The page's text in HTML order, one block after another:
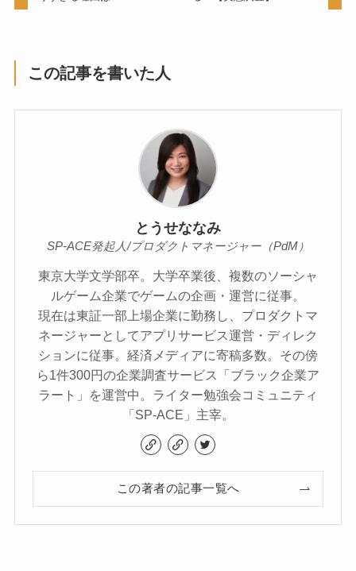
この記事を書いた人
とうせななみ
SP-ACE発起人/プロダクトマネージャー（PdM）
東京大学文学部卒。大学卒業後、複数のソーシャ
ルゲーム企業でゲームの企画・運営に従事。
現在は東証一部上場企業に勤務し、プロダクトマ
ネージャーとしてアプリサービス運営・ディレク
ションに従事。経済メディアに寄稿多数。その傍
ら1件300円の企業調査サービス「ブラック企業ア
ラート」を運営中。ライター勉強会コミュニティ
「SP-ACE」主宰。
この著者の記事一覧へ